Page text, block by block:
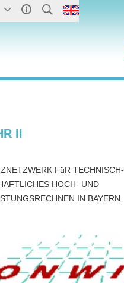
II
FüR TECHNISCH-
HOCH- UND
IN BAYERN